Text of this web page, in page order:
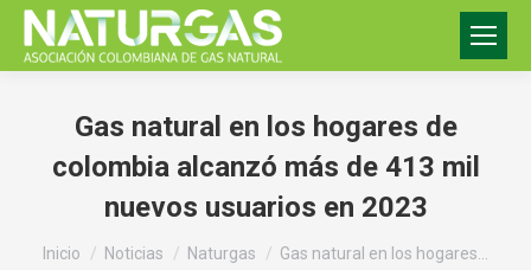
Gas natural en los hogares de
colombia alcanzó más de 413 mil
nuevos usuarios en 2023
Estás aquí:
Inicio Noticias Naturgas Gas natural en los hogares…